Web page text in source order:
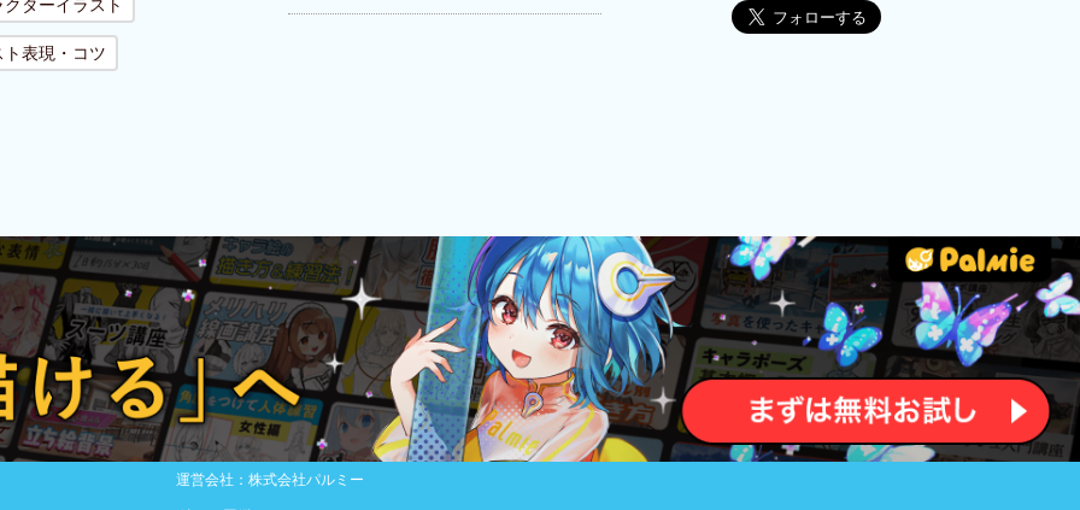
ターイラスト
ト表現・コツ
運営会社：株式会社パルミー